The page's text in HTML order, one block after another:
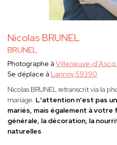
Nicolas BRUNEL
BRUNEL
Photographe à Villeneuve-d'Ascq
Se déplace à Lannoy 59390
Nicolas BRUNEL retranscrit via la
mariage. L'attention n'est pas
mariés, mais également à votre
générale, la décoration, la
naturelles